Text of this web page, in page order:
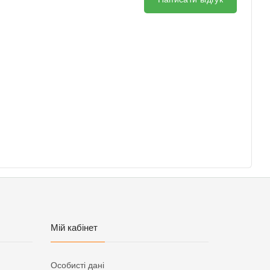
Мій кабінет
Особисті дані